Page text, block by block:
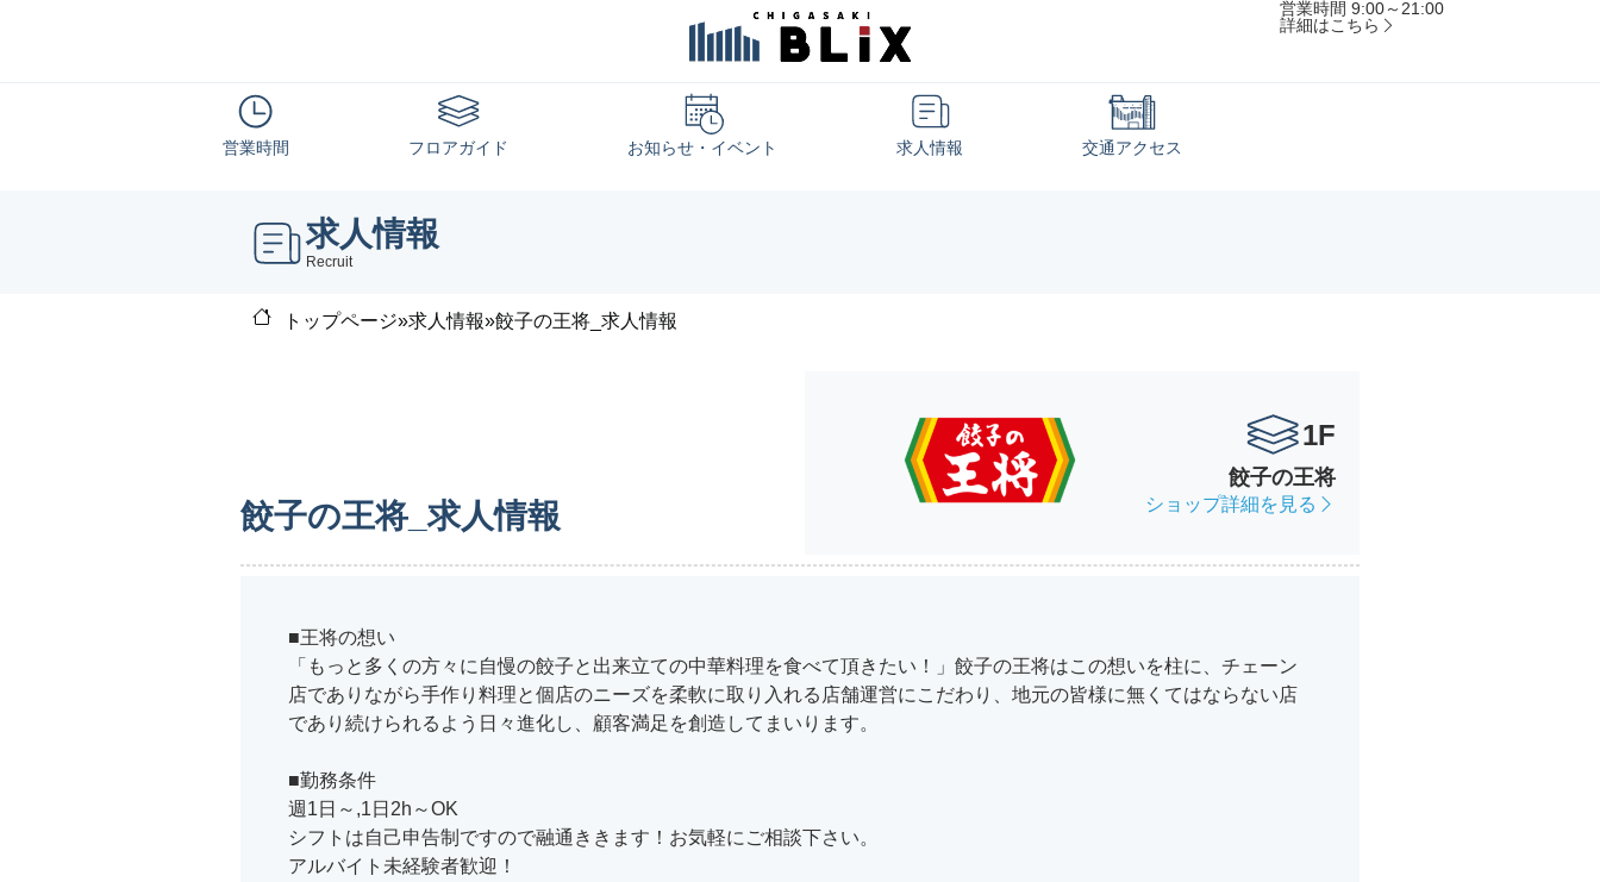
営業時間 9:00～21:00
詳細はこちら
営業時間 フロアガイド お知らせ・イベント 求人情報 交通アクセス
求人情報
Recruit
トップページ»求人情報»餃子の王将_求人情報
餃子の王将_求人情報
1F
餃子の王将
ショップ詳細を見る
■王将の想い
「もっと多くの方々に自慢の餃子と出来立ての中華料理を食べて頂きたい！」餃子の王将はこの想いを柱に、チェーン
店でありながら手作り料理と個店のニーズを柔軟に取り入れる店舗運営にこだわり、地元の皆様に無くてはならない店
であり続けられるよう日々進化し、顧客満足を創造してまいります。
■勤務条件
週1日～,1日2h～OK
シフトは自己申告制ですので融通ききます！お気軽にご相談下さい。
アルバイト未経験者歓迎！